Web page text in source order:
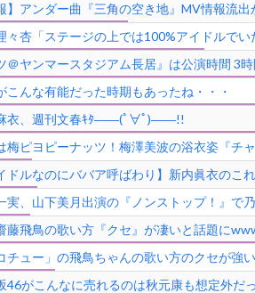
】アンダー曲『三角の空き地』MV情報流
々杏「ステージの上では100%アイドルで
＠ヤンマースタジアム長居』は公演時間 3
こんな有能だった時期もあったね・・・
衣、週刊文春ｷﾀ――(ﾟ∀ﾟ)――!!
梅ピヨピーナッツ！梅澤美波の浴衣姿『チ
ドルなのにババア呼ばわり】新内眞衣のこ
実、山下美月出演の『ノンストップ！』で
藤飛鳥の歌い方『クセ』が凄いと話題に
チュー」の飛鳥ちゃんの歌い方のクセが強
46がこんなに売れるのは秋元康も想定外だ